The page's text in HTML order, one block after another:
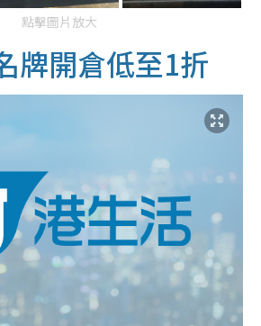
點擊圖片放大
牌開倉低至1折